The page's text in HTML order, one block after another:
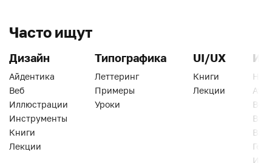
Часто ищут
Дизайн
Айдентика
Веб
Иллюстрации
Инструменты
Книги
Лекции
Типографика
Леттеринг
Примеры
Уроки
UI/UX
Книги
Лекции
Веб